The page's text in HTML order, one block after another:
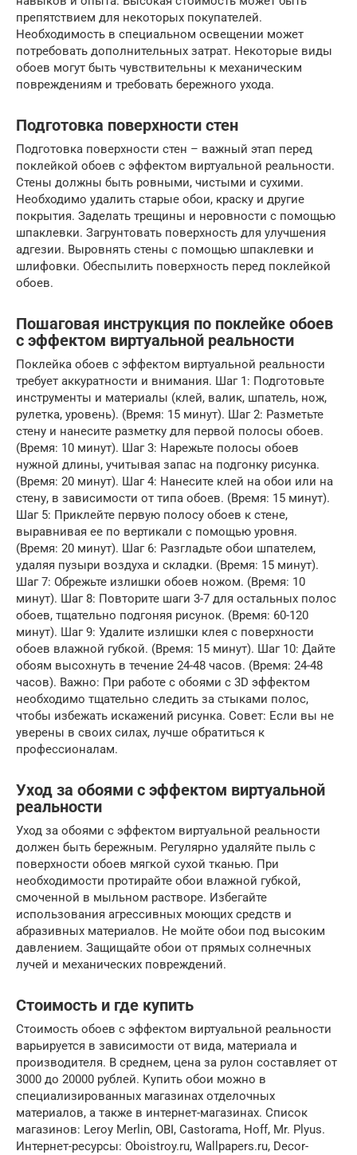
препятствием для некоторых покупателей.
Необходимость в специальном освещении может
потребовать дополнительных затрат. Некоторые виды
обоев могут быть чувствительны к механическим
повреждениям и требовать бережного ухода.
Подготовка поверхности стен
Подготовка поверхности стен – важный этап перед
поклейкой обоев с эффектом виртуальной реальности.
Стены должны быть ровными, чистыми и сухими.
Необходимо удалить старые обои, краску и другие
покрытия. Заделать трещины и неровности с помощью
шпаклевки. Загрунтовать поверхность для улучшения
адгезии. Выровнять стены с помощью шпаклевки и
шлифовки. Обеспылить поверхность перед поклейкой
обоев.
Пошаговая инструкция по поклейке обоев
с эффектом виртуальной реальности
Поклейка обоев с эффектом виртуальной реальности
требует аккуратности и внимания. Шаг 1: Подготовьте
инструменты и материалы (клей, валик, шпатель, нож,
рулетка, уровень). (Время: 15 минут). Шаг 2: Разметьте
стену и нанесите разметку для первой полосы обоев.
(Время: 10 минут). Шаг 3: Нарежьте полосы обоев
нужной длины, учитывая запас на подгонку рисунка.
(Время: 20 минут). Шаг 4: Нанесите клей на обои или на
стену, в зависимости от типа обоев. (Время: 15 минут).
Шаг 5: Приклейте первую полосу обоев к стене,
выравнивая ее по вертикали с помощью уровня.
(Время: 20 минут). Шаг 6: Разгладьте обои шпателем,
удаляя пузыри воздуха и складки. (Время: 15 минут).
Шаг 7: Обрежьте излишки обоев ножом. (Время: 10
минут). Шаг 8: Повторите шаги 3-7 для остальных полос
обоев, тщательно подгоняя рисунок. (Время: 60-120
минут). Шаг 9: Удалите излишки клея с поверхности
обоев влажной губкой. (Время: 15 минут). Шаг 10: Дайте
обоям высохнуть в течение 24-48 часов. (Время: 24-48
часов). Важно: При работе с обоями с 3D эффектом
необходимо тщательно следить за стыками полос,
чтобы избежать искажений рисунка. Совет: Если вы не
уверены в своих силах, лучше обратиться к
профессионалам.
Уход за обоями с эффектом виртуальной
реальности
Уход за обоями с эффектом виртуальной реальности
должен быть бережным. Регулярно удаляйте пыль с
поверхности обоев мягкой сухой тканью. При
необходимости протирайте обои влажной губкой,
смоченной в мыльном растворе. Избегайте
использования агрессивных моющих средств и
абразивных материалов. Не мойте обои под высоким
давлением. Защищайте обои от прямых солнечных
лучей и механических повреждений.
Стоимость и где купить
Стоимость обоев с эффектом виртуальной реальности
варьируется в зависимости от вида, материала и
производителя. В среднем, цена за рулон составляет от
3000 до 20000 рублей. Купить обои можно в
специализированных магазинах отделочных
материалов, а также в интернет-магазинах. Список
магазинов: Leroy Merlin, OBI, Castorama, Hoff, Mr. Plyus.
Интернет-ресурсы: Oboistroy.ru, Wallpapers.ru, Decor-